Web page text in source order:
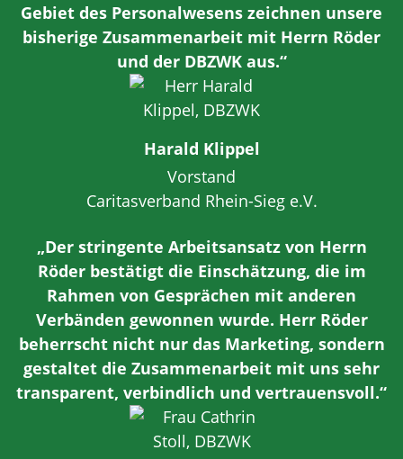
Gebiet des Personalwesens zeichnen unsere
bisherige Zusammenarbeit mit Herrn Röder
und der DBZWK aus.“
Harald Klippel
Vorstand
Caritasverband Rhein-Sieg e.V.
„Der stringente Arbeitsansatz von Herrn
Röder bestätigt die Einschätzung, die im
Rahmen von Gesprächen mit anderen
Verbänden gewonnen wurde. Herr Röder
beherrscht nicht nur das Marketing, sondern
gestaltet die Zusammenarbeit mit uns sehr
transparent, verbindlich und vertrauensvoll.“